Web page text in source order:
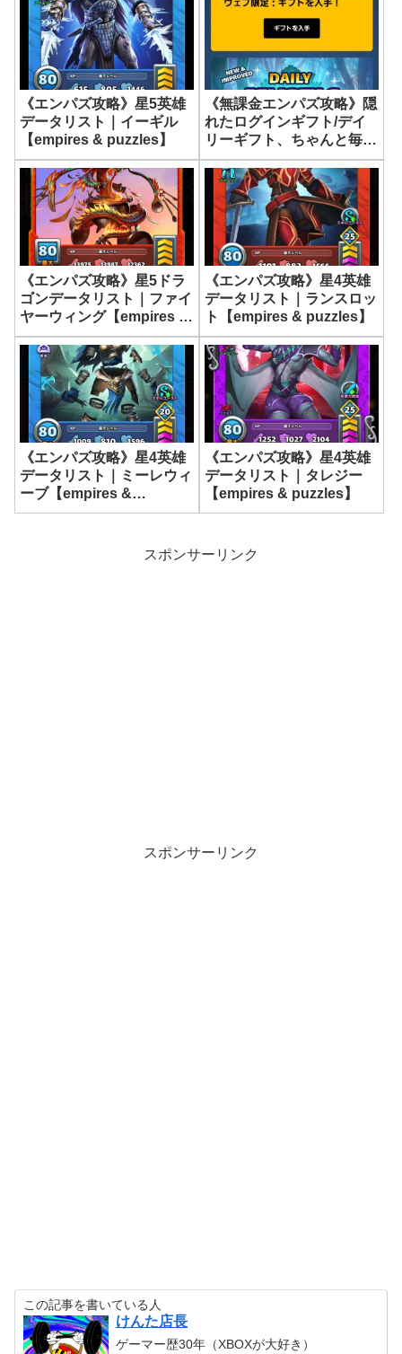
【empires & puzzles】
《エンパズ攻略》星5英雄
データリスト｜イーギル
【empires & puzzles】
《無課金エンパズ攻略》隠
れたログインギフト/デイ
リーギフト、ちゃんと毎日
貰ってますか！？
【empires & puzzles】
《エンパズ攻略》星5ドラ
ゴンデータリスト｜ファイ
ヤーウィング【empires &
puzzles】
《エンパズ攻略》星4英雄
データリスト｜ランスロッ
ト【empires & puzzles】
《エンパズ攻略》星4英雄
データリスト｜ミーレウィ
ーブ【empires &
puzzles】
《エンパズ攻略》星4英雄
データリスト｜タレジー
【empires & puzzles】
スポンサーリンク
スポンサーリンク
この記事を書いている人
けんた店長
ゲーマー歴30年（XBOXが大好き）